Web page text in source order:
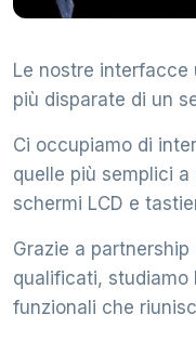
Le nostre
più disparate di un
Ci occupiamo di
quelle più semplici
schermi LCD e
Grazie a
qualificati,
funzionali che